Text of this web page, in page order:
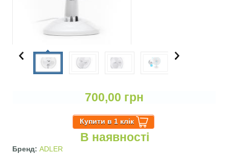
700,00 грн
В наявності
Бренд:ADLER